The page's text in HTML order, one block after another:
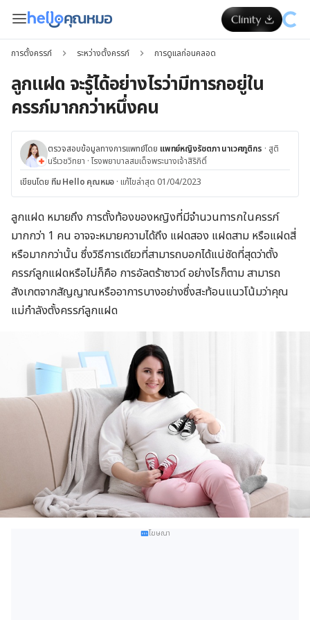
การตั้งครรภ์ ระหว่างตั้งครรภ์ การดูแลก่อนคลอด
ลูกแฝด จะรู้ได้อย่างไรว่ามีทารกอยู่ใน
ครรภ์มากกว่าหนึ่งคน
ตรวจสอบข้อมูลทางการแพทย์โดย แพทย์หญิงรัชตภา นาเวศภูติกร · สูติ
นรีเวชวิทยา ·โรงพยาบาลสมเด็จพระนางเจ้าสิริกิติ์
เขียนโดย ทีม Hello คุณหมอ · แก้ไขล่าสุด 01/04/2023
ลูกแฝด หมายถึง การตั้งท้องของหญิงที่มีจำนวนทารกในครรภ์
มากกว่า 1 คน อาจจะหมายความได้ถึง แฝดสอง แฝดสาม หรือแฝดสี่
หรือมากกว่านั้น ซึ่งวิธีการเดียวที่สามารถบอกได้แน่ชัดที่สุดว่าตั้ง
ครรภ์ลูกแฝดหรือไม่ก็คือ การอัลตร้าซาวด์ อย่างไรก็ตาม สามารถ
สังเกตจากสัญญาณหรืออาการบางอย่างซึ่งสะท้อนแนวโน้มว่าคุณ
แม่กำลังตั้งครรภ์ลูกแฝด
โฆษณา